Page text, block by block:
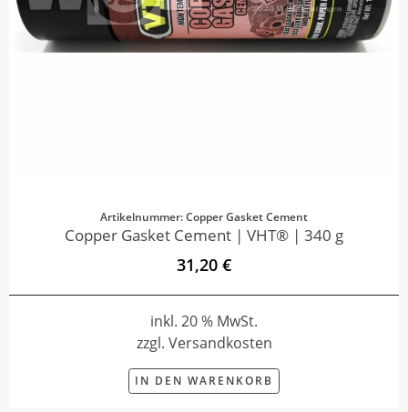
Artikelnummer: Copper Gasket Cement
Copper Gasket Cement | VHT® | 340 g
31,20 €
inkl. 20 % MwSt.
zzgl. Versandkosten
IN DEN WARENKORB